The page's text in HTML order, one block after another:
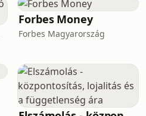
Forbes Money
Forbes Magyarország